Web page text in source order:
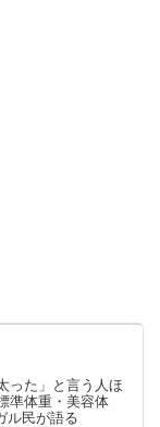
った」と言う人ほ
準体重・美容体
ル民が語る